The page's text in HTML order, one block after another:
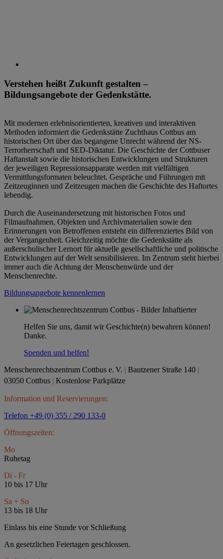
Verstehen heißt Zukunft gestalten –
Bildungsangebote der Gedenkstätte.
Mit modernen erlebnisorientierten, kreativen und interaktiven
Methoden informiert die Gedenkstätte Zuchthaus Cottbus am
historischen Ort über das begangene Unrecht während der NS-
Terrorherrschaft und SED-Diktatur. Die Geschichte der Cottbuser
Haftanstalt sowie die historischen Entwicklungen und Strukturen
der jeweiligen Repressionsapparate werden mit vielfältigen
Vermittlungsformaten beleuchtet. Gespräche und Führungen mit
Zeitzeuginnen und Zeitzeugen machen die Geschichte des Haftortes
lebendig.
Durch die Auseinandersetzung mit historischen Fotos und
Filmaufnahmen, Objekten und Archivmaterialien sowie den
Erinnerungen von Betroffenen entsteht ein differenziertes Bild von
der Vergangenheit. Gleichzeitig möchte die Gedenkstätte als
außerschulischer Lernort für aktuelle gesellschaftliche und politische
Entwicklungen auf der Welt sensibilisieren. Im Zentrum steht hierbei
immer auch die Achtung der Menschenwürde und der
Menschenrechte.
Bildungsangebote kennenlernen
Helfen Sie uns, damit wir Geschichte(n) bewahren können!
Danke.
Spenden und helfen!
Menschenrechtszentrum Cottbus e. V. | Bautzener Straße 140 |
03050 Cottbus | Kostenlose Parkplätze
Information und Reservierungen:
Telefon +49 (0) 355 / 290 133-0
Öffnungszeiten:
Mo
Ruhetag
Di - Fr
10 bis 17 Uhr
Sa + So
13 bis 18 Uhr
Einlass bis eine Stunde vor Schließung
An gesetzlichen Feiertagen geschlossen.